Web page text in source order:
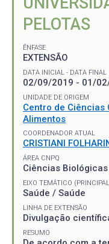
PELOTAS
ÊNFASE
EXTENSÃO
DATA INICIAL - DATA FINAL
02/09/2019 - 01/
UNIDADE DE ORIGEM
Centro de Ciências
Alimentos
COORDENADOR ATUAL
CRISTIANI
ÁREA CNPQ
Ciências Biológicas
EIXO TEMÁTICO
Saúde / Saúde
LINHA DE EXTENSÃO
Divulgação
RESUMO